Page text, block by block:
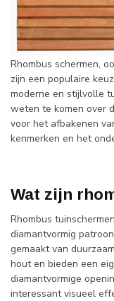
Rhombus schermen,
zijn een populaire
moderne en stijlvolle
weten te komen over
voor het afbakenen
kenmerken en het
Wat zijn
Rhombus
diamantvormig
gemaakt van
hout en bieden een
diamantvormige
interessant visueel